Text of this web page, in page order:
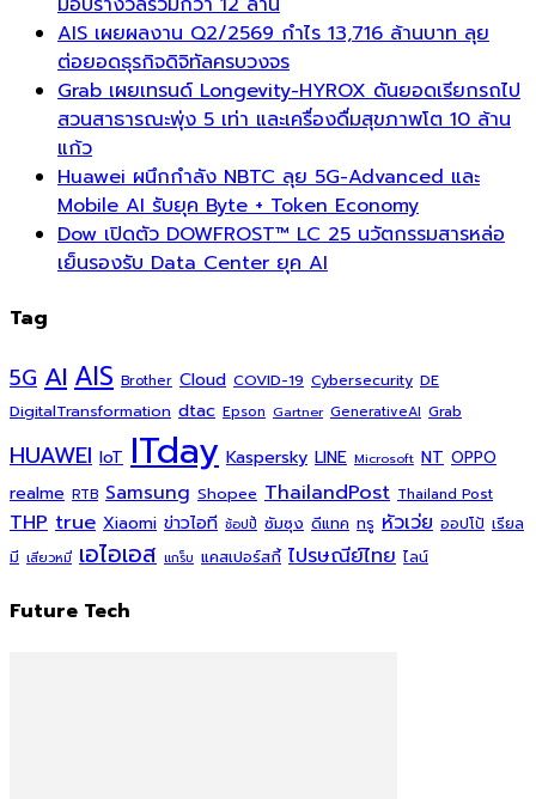
AIS เผยผลงาน Q2/2569 กำไร 13,716 ล้านบาท ลุย
ต่อยอดธุรกิจดิจิทัลครบวงจร
Grab เผยเทรนด์ Longevity-HYROX ดันยอดเรียกรถไป
สวนสาธารณะพุ่ง 5 เท่า และเครื่องดื่มสุขภาพโต 10 ล้าน
แก้ว
Huawei ผนึกกำลัง NBTC ลุย 5G-Advanced และ
Mobile AI รับยุค Byte + Token Economy
Dow เปิดตัว DOWFROST™ LC 25 นวัตกรรมสารหล่อ
เย็นรองรับ Data Center ยุค AI
Tag
5G AI AIS Brother Cloud COVID-19 Cybersecurity DE
DigitalTransformation dtac Epson Gartner GenerativeAI Grab
HUAWEI IoT ITday Kaspersky LINE Microsoft NT OPPO
realme RTB Samsung Shopee ThailandPost Thailand Post
THP true Xiaomi ข่าวไอที ช้อปปี้ ซัมซุง ดีแทค ทรู หัวเว่ย ออปโป้ เรียล
มี เสียวหมี่ เอไอเอส แกร็บ แคสเปอร์สกี้ ไปรษณีย์ไทย ไลน์
Future Tech